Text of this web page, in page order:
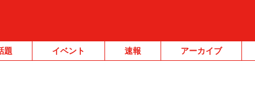
題 イベント 速報 アーカイブ